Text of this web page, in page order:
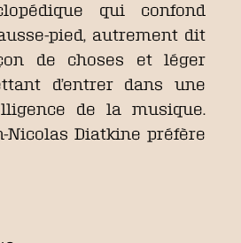
qui confond
pied, autrement dit
de choses et léger
d’entrer dans une
de la musique.
Nicolas Diatkine préfère